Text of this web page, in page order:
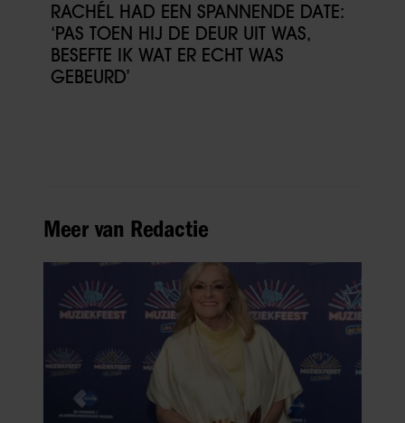
RACHÉL HAD EEN SPANNENDE DATE:
‘PAS TOEN HIJ DE DEUR UIT WAS,
BESEFTE IK WAT ER ECHT WAS
GEBEURD’
Meer van Redactie